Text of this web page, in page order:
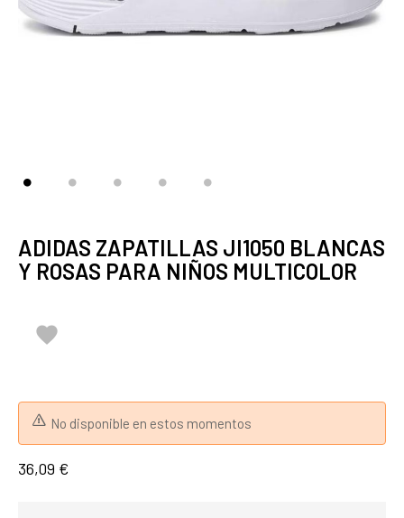
ADIDAS ZAPATILLAS JI1050 BLANCAS
Y ROSAS PARA NIÑOS MULTICOLOR

No disponible en estos momentos
36,09 €